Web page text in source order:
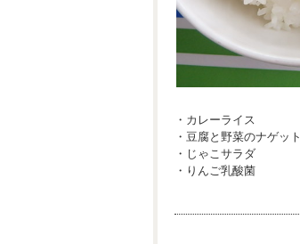
・カレーライス
・豆腐と野菜のナゲット
・じゃこサラダ
・りんご乳酸菌